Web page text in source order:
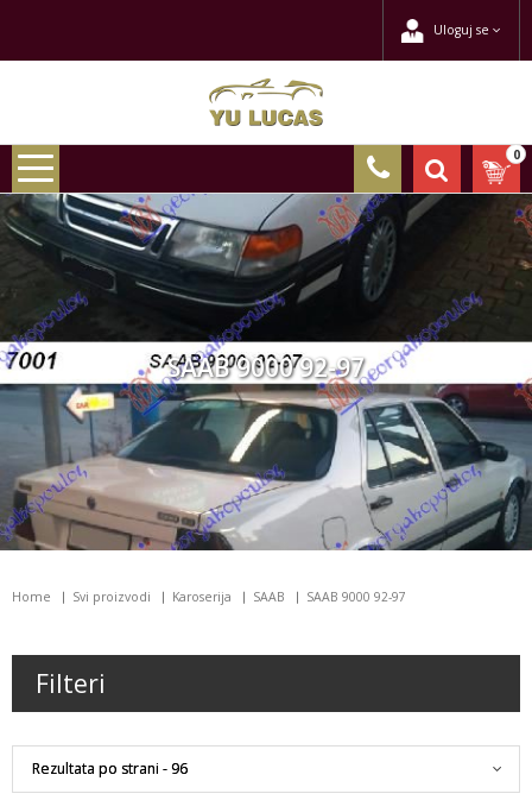
Uloguj se
0
SAAB 9000 92-97
Home Svi proizvodi Karoserija SAAB SAAB 9000 92-97
Filteri